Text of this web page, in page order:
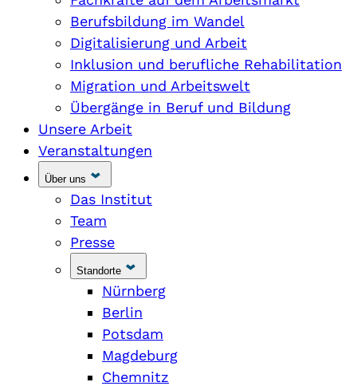
Berufsbildung im Wandel
Digitalisierung und Arbeit
Inklusion und berufliche Rehabilitation
Migration und Arbeitswelt
Übergänge in Beruf und Bildung
Unsere Arbeit
Veranstaltungen
Über uns
Das Institut
Team
Presse
Standorte
Nürnberg
Berlin
Potsdam
Magdeburg
Chemnitz